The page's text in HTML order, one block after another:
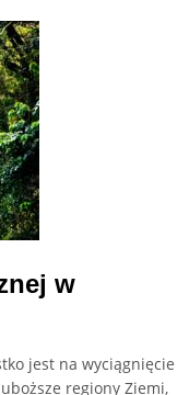
w
jest na wyciągnięcie
regiony Ziemi,